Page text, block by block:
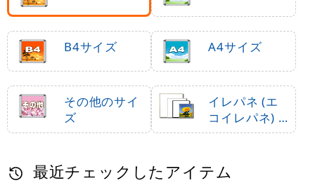
B4サイズ A4サイズ
その他のサイ
ズ
イレパネ (エ
コイレパネ)
シリーズ
最近チェックしたアイテム